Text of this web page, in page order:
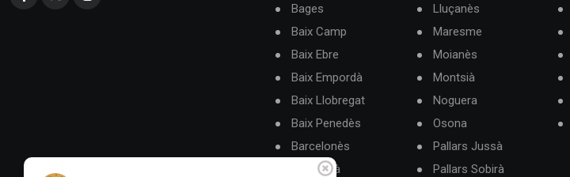
Bages
Baix Camp
Baix Ebre
Baix Empordà
Baix Llobregat
Baix Penedès
Barcelonès
Berguedà
Lluçanès
Maresme
Moianès
Montsià
Noguera
Osona
Pallars Jussà
Pallars Sobirà